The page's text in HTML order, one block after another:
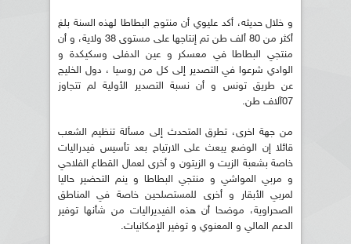
و خلال حديثه، أكد عليوي أن منتوج البطاطا لهذه السنة بلغ
أكثر من 80 ألف طن تم إنتاجها على مستوى 38 ولاية، و أن
منتجي البطاطا في معسكر و عين الدفلى وسكيكدة و
الوادي شرعوا في التصدير إلى كل من روسيا ، دول الخليج
عن طريق تونس و أن نسبة التصدير الأولية لم تتجاوز
07آلاف طن.
من جهة اخرى، تطرق المتحدث إلى مسألة تنظيم الشعب
قائلا إن الوضع يبعث على الارتياح بعد تأسيس فيدراليات
خاصة بشعبة الزيت و الزيتون و أخرى لعمال القطاع الفلاحي
و مربي المواشي و منتجي البطاطا و ينم التحضير حاليا
لمربي الأبقار و أخرى للمستصلحين خاصة في المناطق
الصحراوية، موضحا أن هذه الفيديراليات من شأنها توفير
الدعم المالي و المعنوي و توفير الإمكانيات.